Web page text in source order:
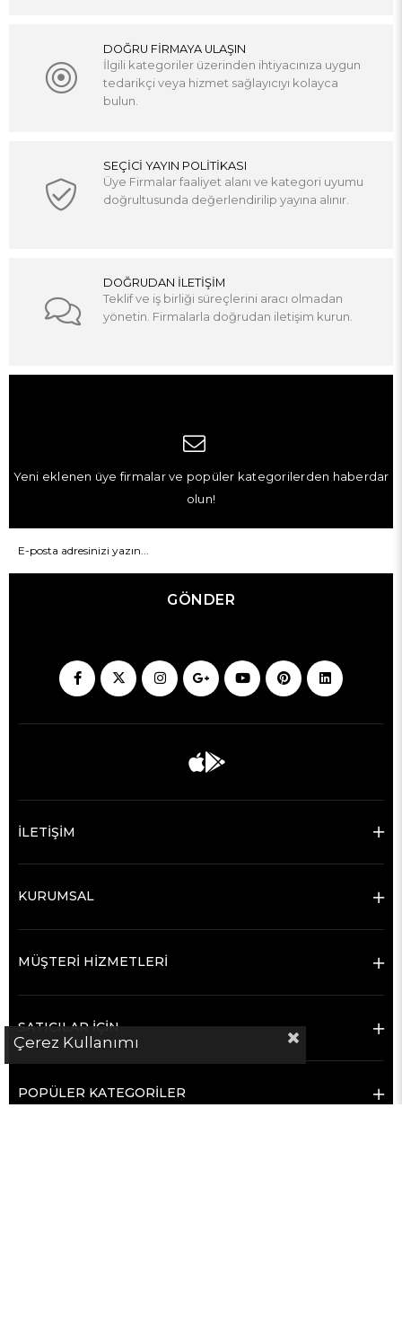
DOĞRU FİRMAYA ULAŞIN
İlgili kategoriler üzerinden ihtiyacınıza uygun
tedarikçi veya hizmet sağlayıcıyı kolayca
bulun.
SEÇİCİ YAYIN POLİTİKASI
Üye Firmalar faaliyet alanı ve kategori uyumu
doğrultusunda değerlendirilip yayına alınır.
DOĞRUDAN İLETİŞİM
Teklif ve iş birliği süreçlerini aracı olmadan
yönetin. Firmalarla doğrudan iletişim kurun.
Yeni eklenen üye firmalar ve popüler kategorilerden haberdar
olun!
GÖNDER
İLETİŞİM
KURUMSAL
MÜŞTERİ HİZMETLERİ
SATICILAR İÇİN
POPÜLER KATEGORİLER
Çerez Kullanımı